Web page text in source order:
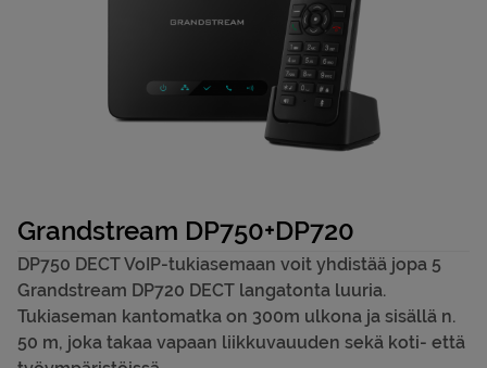
Grandstream DP750+DP720
DP750 DECT VoIP-tukiasemaan voit yhdistää jopa 5
Grandstream DP720 DECT langatonta luuria.
Tukiaseman kantomatka on 300m ulkona ja sisällä n.
50 m, joka takaa vapaan liikkuvauuden sekä koti- että